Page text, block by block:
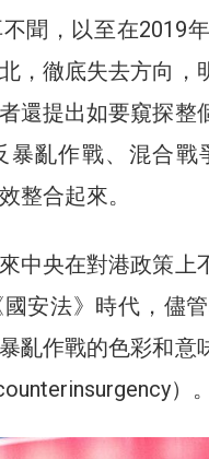
聞，以至在2019
，徹底失去方向，
還提出如要窺探整
暴亂作戰、混合戰
整合起來。
中央在對港政策上
安法》時代，儘
亂作戰的色彩和
）。